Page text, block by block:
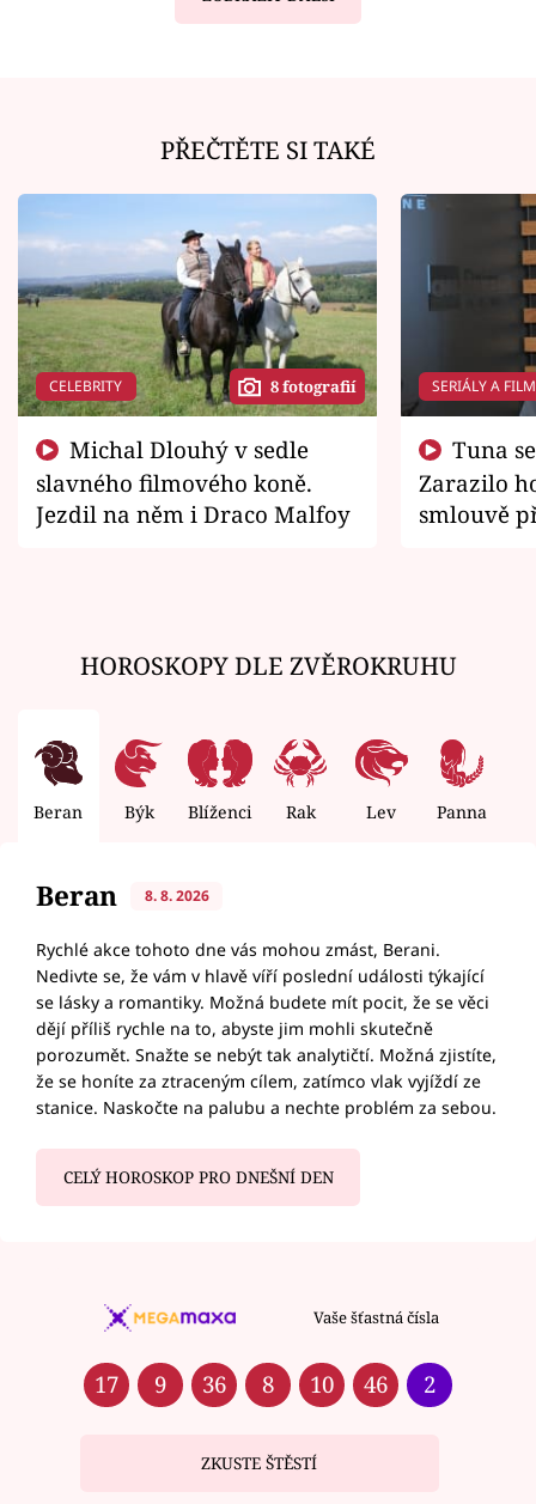
PŘEČTĚTE SI TAKÉ
CELEBRITY 8 fotografií
slavného filmového koně.
Jezdil na něm i Draco Malfoy
SERIÁLY A
Zarazilo
smlouvě
HOROSKOPY DLE ZVĚROKRUHU
Beran Býk Blíženci Rak Lev Panna
Beran 8. 8. 2026
Rychlé akce tohoto dne vás mohou zmást, Berani.
Nedivte se, že vám v hlavě víří poslední události týkající
se lásky a romantiky. Možná budete mít pocit, že se věci
dějí příliš rychle na to, abyste jim mohli skutečně
porozumět. Snažte se nebýt tak analytičtí. Možná zjistíte,
že se honíte za ztraceným cílem, zatímco vlak vyjíždí ze
stanice. Naskočte na palubu a nechte problém za sebou.
CELÝ HOROSKOP PRO DNEŠNÍ DEN
Vaše šťastná čísla
17 9 36 8 10 46 2
ZKUSTE ŠTĚSTÍ